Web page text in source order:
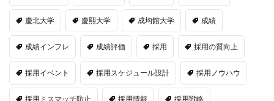
慶北大学 慶熙大学 成均館大学 成績
成績インフレ 成績評価 採用 採用の質向上
採用イベント 採用スケジュール設計 採用ノウハウ
採用ミスマッチ防止 採用情報 採用戦略